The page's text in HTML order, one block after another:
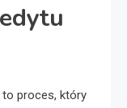
proces, który